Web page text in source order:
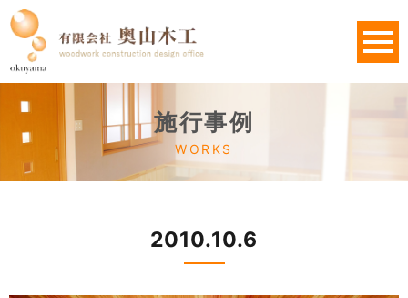
施行事例
WORKS
2010.10.6